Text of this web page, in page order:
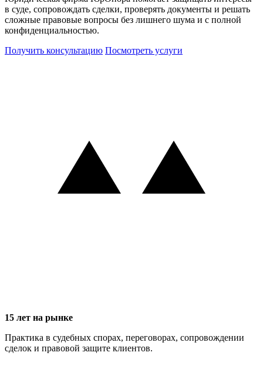
в суде, сопровождать сделки, проверять документы и решать
сложные правовые вопросы без лишнего шума и с полной
конфиденциальностью.
Получить консультацию Посмотреть услуги
15 лет на рынке
Практика в судебных спорах, переговорах, сопровождении
сделок и правовой защите клиентов.